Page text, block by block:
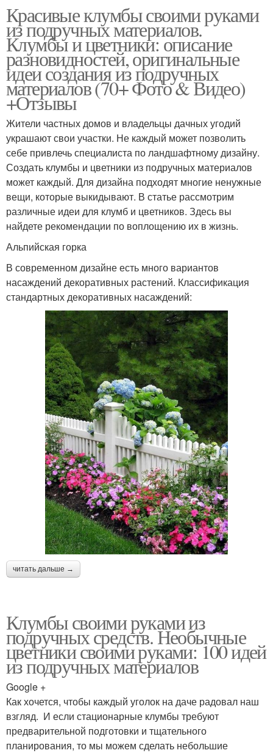
клумба
Клумбы из многолетних
цветов
Вертикальная клумба
Прямоугольная клумба Клумба из камней
Каменные клумбы Идеи для дачи
Клумбы из досок Красивая клумба
Клумба из деревянных
досок
Клумба из бревен
Классическая клумба Клумба из кирпича
Красивые клумбы своими руками
из подручных материалов.
Клумбы и цветники: описание
разновидностей, оригинальные
идеи создания из подручных
материалов (70+ Фото & Видео)
+Отзывы
Жители частных домов и владельцы дачных угодий
украшают свои участки. Не каждый может позволить
себе привлечь специалиста по ландшафтному дизайну.
Создать клумбы и цветники из подручных материалов
может каждый. Для дизайна подходят многие ненужные
вещи, которые выкидывают. В статье рассмотрим
различные идеи для клумб и цветников. Здесь вы
найдете рекомендации по воплощению их в жизнь.
Альпийская горка
В современном дизайне есть много вариантов
насаждений декоративных растений. Классификация
стандартных декоративных насаждений:
читать дальше →
Клумбы своими руками из
подручных средств. Необычные
цветники своими руками: 100 идей
из подручных материалов
Google +
Как хочется, чтобы каждый уголок на даче радовал наш
взгляд. И если стационарные клумбы требуют
предварительной подготовки и тщательного
планирования, то мы можем сделать небольшие